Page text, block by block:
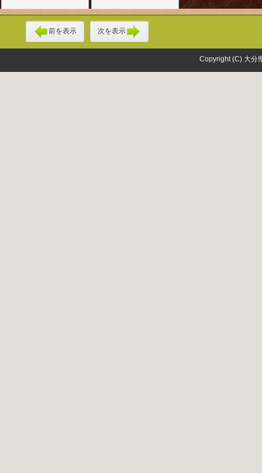
前を表示 次を表示
Copyright (C) 大分